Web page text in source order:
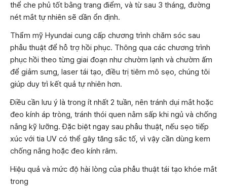
thể che phủ tốt bằng trang điểm, và từ sau 3 tháng, đường
nét mắt tự nhiên sẽ dần ổn định.
Thẩm mỹ Hyundai cung cấp chương trình chăm sóc sau
phẫu thuật để hỗ trợ hồi phục. Thông qua các chương trình
phục hồi theo từng giai đoạn như chườm lạnh và chườm ấm
để giảm sưng, laser tái tạo, điều trị tiêm mô sẹo, chúng tôi
giúp duy trì kết quả tự nhiên hơn.
Điều cần lưu ý là trong ít nhất 2 tuần, nên tránh dụi mắt hoặc
đeo kính áp tròng, tránh thói quen nằm sấp khi ngủ và chống
nắng kỹ lưỡng. Đặc biệt ngay sau phẫu thuật, nếu sẹo tiếp
xúc với tia UV có thể gây tăng sắc tố, vì vậy cần dùng kem
chống nắng hoặc đeo kính râm.
Hiệu quả và mức độ hài lòng của phẫu thuật tái tạo khóe mắt
trong